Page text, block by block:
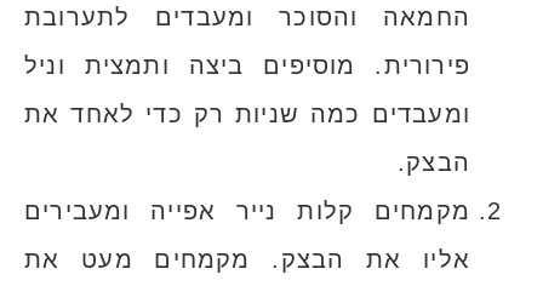
החמאה והסוכר ומעבדים לתערובת
פירורית. מוסיפים ביצה ותמצית וניל
ומעבדים כמה שניות רק כדי לאחד את
הבצק.
מקמחים קלות נייר אפייה ומעבירים
אליו את הבצק. מקמחים מעט את